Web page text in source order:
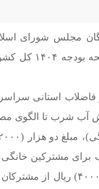
مجلس شورای
سوم امروز و در جریان
فاضلاب استانی
آب شرب تا الگوی
مشترکین خانگی
قراردادی برای مشترکین غیرخانگی) مبلغ